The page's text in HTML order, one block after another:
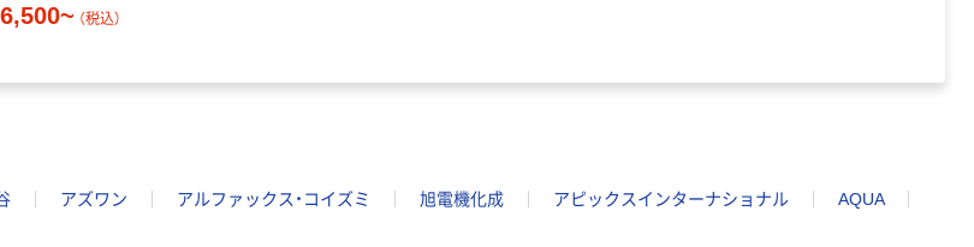
（税込）
アズワン アルファックス・コイズミ 旭電機化成 アピックスインターナショナル
AQUA